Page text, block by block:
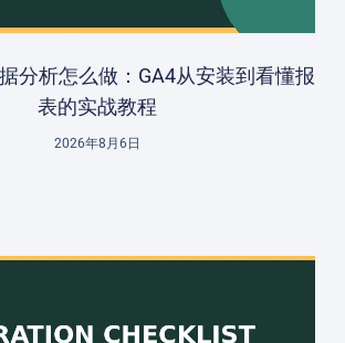
分析怎么做：GA4从安装到看懂报
表的实战教程
2026年8月6日